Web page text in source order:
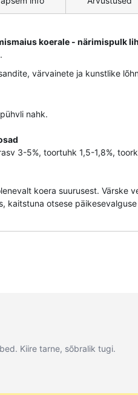
koerale - närimispulk
värvainete ja kunstlike
nahk.
3-5%, toortuhk 1,5-1,8%,
koera suurusest. Värske
kaitstuna otsese
Kiire tarne, sõbralik tugi.